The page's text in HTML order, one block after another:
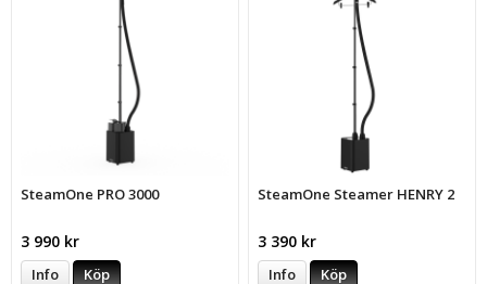
SteamOne PRO 3000
3 990 kr
Info Köp
SteamOne Steamer HENRY 2
3 390 kr
Info Köp